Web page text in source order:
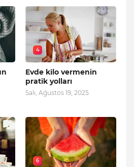
4
Evde kilo vermenin
pratik yolları
Salı, Ağustos 19, 2025
6